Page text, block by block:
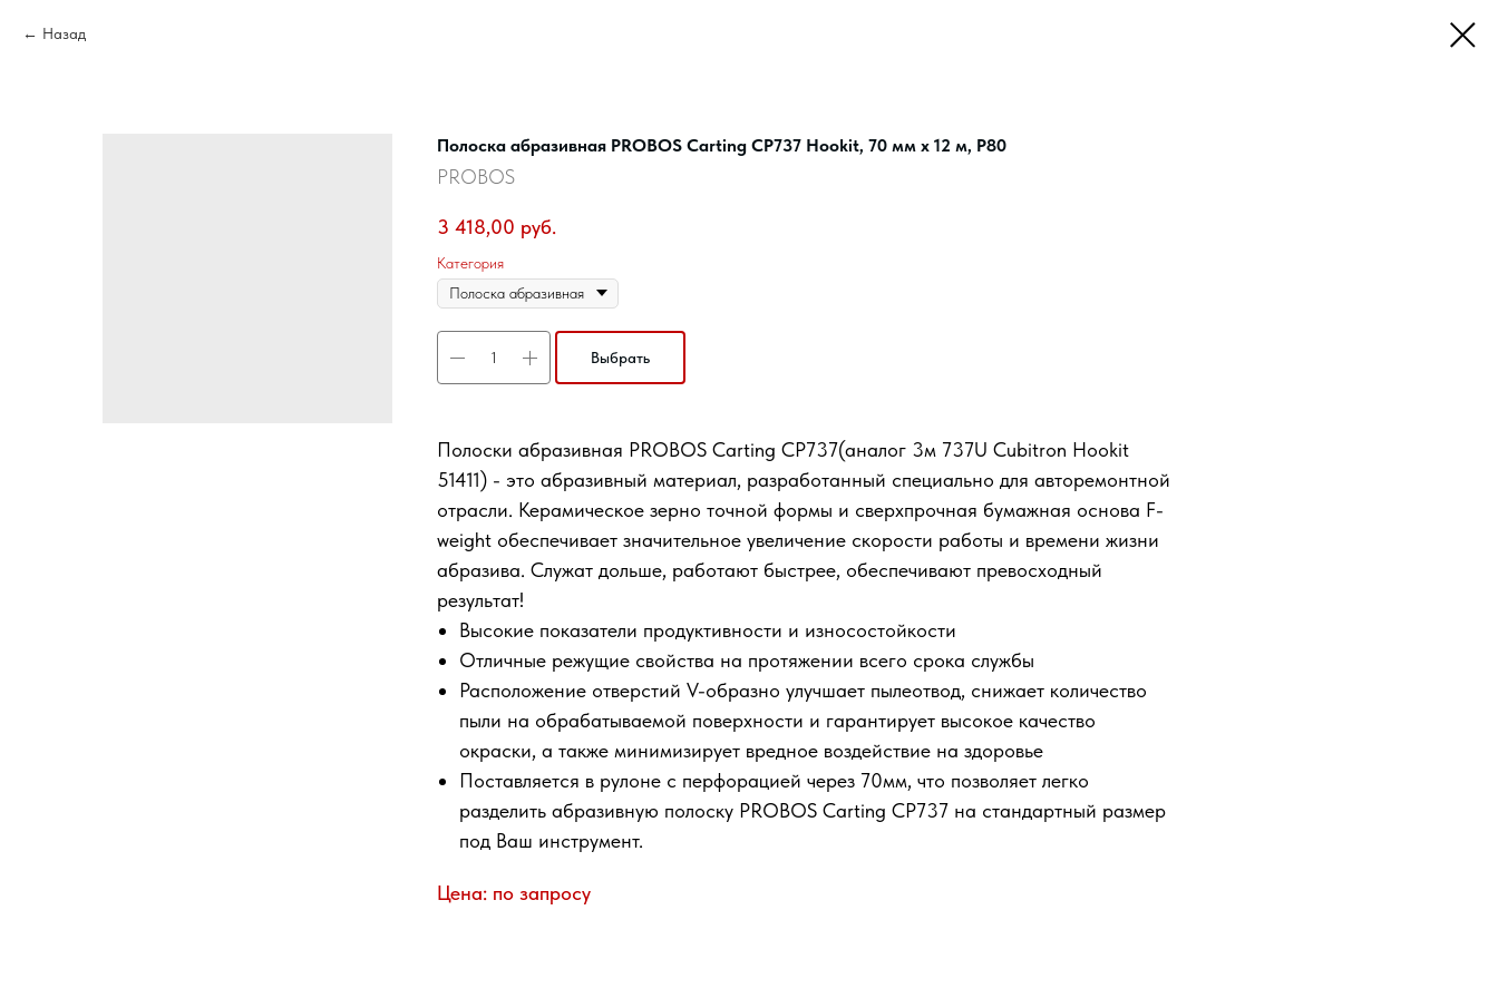
Назад
Полоска абразивная PROBOS Carting CP737 Hookit, 70 мм x 12 м, P80
PROBOS
3 418,00 руб.
Категория
Выбрать
Полоски абразивная PROBOS Carting CP737(аналог 3м 737U Cubitron Hookit
51411) - это абразивный материал, разработанный специально для авторемонтной
отрасли. Керамическое зерно точной формы и сверхпрочная бумажная основа F-
weight обеспечивает значительное увеличение скорости работы и времени жизни
абразива. Служат дольше, работают быстрее, обеспечивают превосходный
результат!
Высокие показатели продуктивности и износостойкости
Отличные режущие свойства на протяжении всего срока службы
Расположение отверстий V-образно улучшает пылеотвод, снижает количество
пыли на обрабатываемой поверхности и гарантирует высокое качество
окраски, а также минимизирует вредное воздействие на здоровье
Поставляется в рулоне с перфорацией через 70мм, что позволяет легко
разделить абразивную полоску PROBOS Carting CP737 на стандартный размер
под Ваш инструмент.
Цена: по запросу